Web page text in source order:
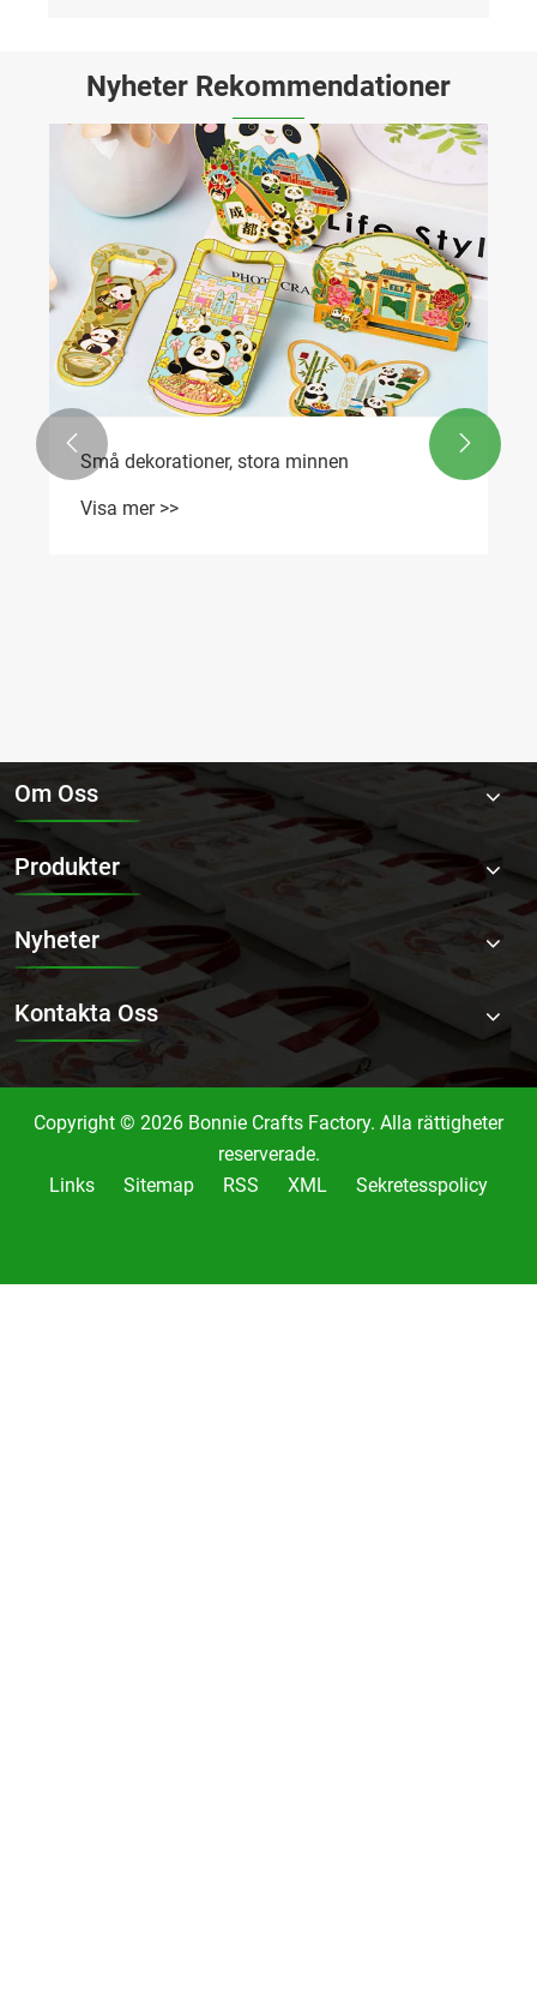
Nyheter Rekommendationer
Varför är en canvasväska med dragsko den
perfekta lösningen för vardagstransport och
varumärkesmarknadsföring?
Visa mer >>
 
Om Oss
Produkter
Nyheter
Kontakta Oss
Copyright © 2026 Bonnie Crafts Factory. Alla rättigheter
reserverade.
Links
Sitemap RSS XML Sekretesspolicy